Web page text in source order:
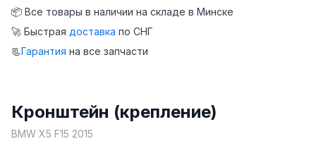
📦 Все товары в наличии на складе в Минске
🚀 Быстрая доставка по СНГ
📃Гарантия на все запчасти
Кронштейн (крепление)
BMW X5 F15 2015